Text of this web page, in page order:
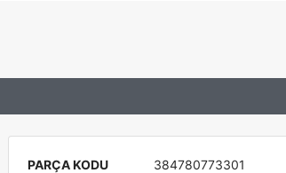
PARÇA KODU
384780773301